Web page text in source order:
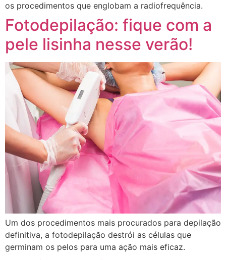
os procedimentos que englobam a radiofrequência.
Fotodepilação: fique com a
pele lisinha nesse verão!
Um dos procedimentos mais procurados para depilação
definitiva, a fotodepilação destrói as células que
germinam os pelos para uma ação mais eficaz.